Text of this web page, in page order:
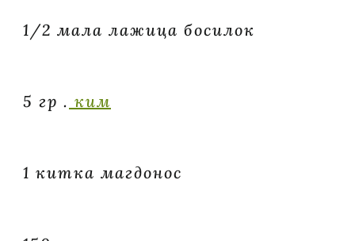
1/2 мала лажица босилок
5 гр . ким
1 китка магдонос